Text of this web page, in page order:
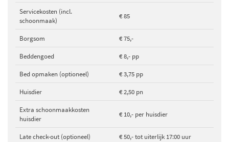
Servicekosten (incl.
schoonmaak)
€ 85
Borgsom € 75,-
Beddengoed € 8,- pp
Bed opmaken (optioneel) € 3,75 pp
Huisdier € 2,50 pn
Extra schoonmaakkosten
huisdier
€ 10,- per huisdier
Late check-out (optioneel) € 50,- tot uiterlijk 17:00 uur